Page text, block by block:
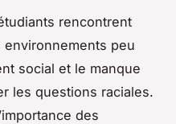
rencontrent
environnements peu
social et le manque
les questions raciales.
des